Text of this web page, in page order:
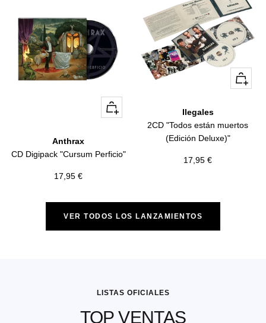
+
Añadir
Anthrax
CD Digipack "Cursum Perficio"
Precio
venta
17,95 €
+
Añadir
Ilegales
2CD "Todos están muertos
(Edición Deluxe)"
Precio
17,95 €
VER TODOS LOS LANZAMIENTOS
LISTAS OFICIALES
TOP VENTAS